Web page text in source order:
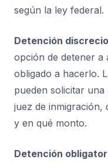
según la ley federal.
Detención
opción de detener a
obligado a hacerlo.
pueden solicitar
juez de inmigración,
y en qué monto.
Detención